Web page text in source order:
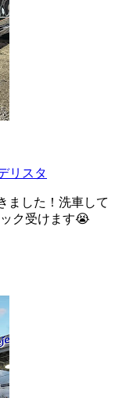
リスタ
ました！洗車して
ク受けます😭